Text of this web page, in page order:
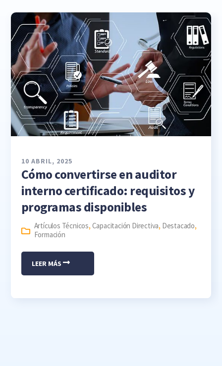
10 ABRIL, 2025
Cómo convertirse en auditor
interno certificado: requisitos y
programas disponibles
Artículos Técnicos, Capacitación Directiva, Destacado,
Formación
LEER MÁS